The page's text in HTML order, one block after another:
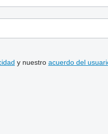
y nuestro acuerdo del